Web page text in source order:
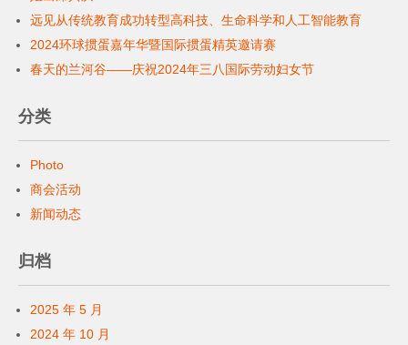
远见从传统教育成功转型高科技、生命科学和人工智能教育
2024环球掼蛋嘉年华暨国际掼蛋精英邀请赛
春天的兰河谷——庆祝2024年三八国际劳动妇女节
分类
Photo
商会活动
新闻动态
归档
2025 年 5 月
2024 年 10 月